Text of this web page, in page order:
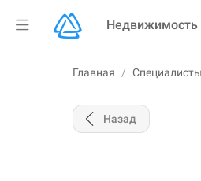
Недвижимость
Главная /
Назад